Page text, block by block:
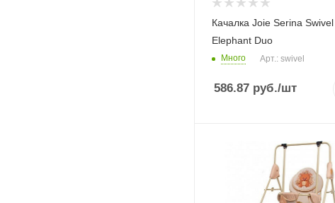
Качалка Joie Serina Swivel
Elephant Duo
Много Арт.: swivel
586.87 руб./шт